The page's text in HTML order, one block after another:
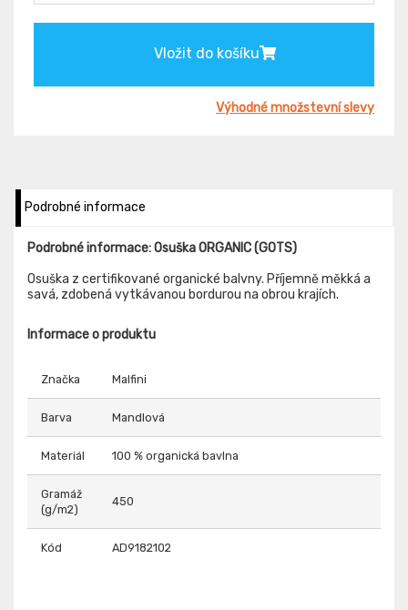
Vložit do košíku
Výhodné množstevní slevy
Podrobné informace
Podrobné informace: Osuška ORGANIC (GOTS)
Osuška z certifikované organické balvny. Příjemně měkká a
savá, zdobená vytkávanou bordurou na obrou krajích.
Informace o produktu
Značka Malfini
Barva Mandlová
Materiál 100 % organická bavlna
Gramáž
(g/m2)
450
Kód AD9182102